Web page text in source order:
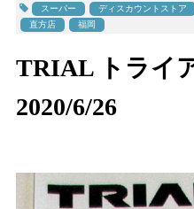
スーパー ディスカウントストア
直方店
福岡
TRIAL トライ
2020/6/26